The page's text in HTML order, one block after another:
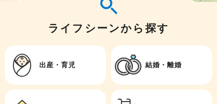
ライフシーンから探す
出産・育児 結婚・離婚